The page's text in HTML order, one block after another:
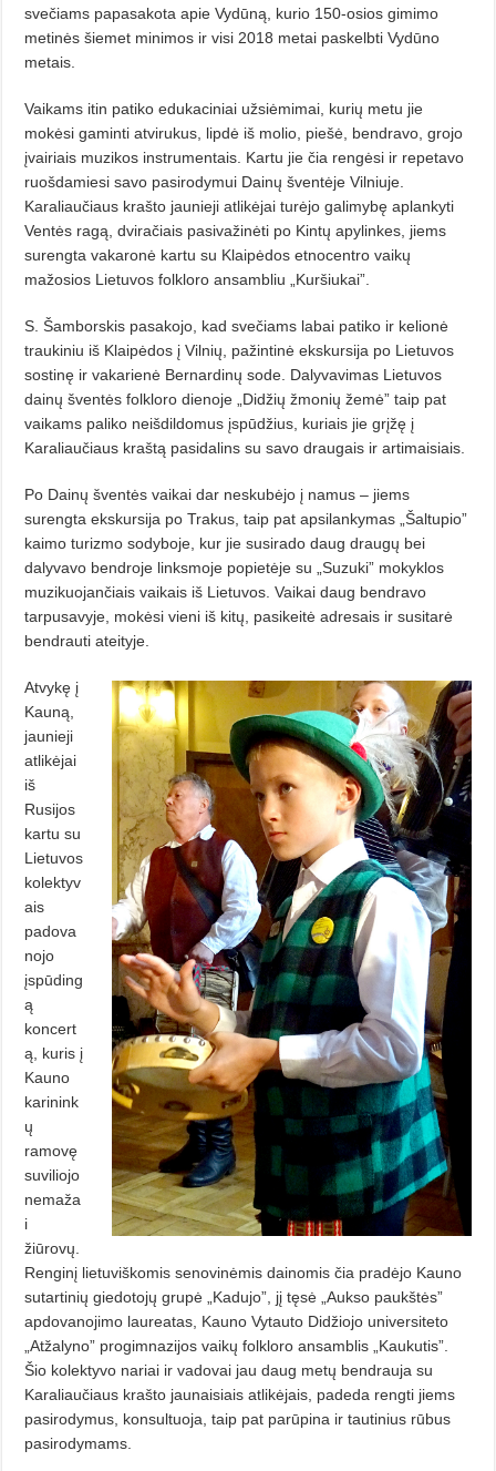
svečiams papasakota apie Vydūną, kurio 150-osios gimimo
metinės šiemet minimos ir visi 2018 metai paskelbti Vydūno
metais.
Vaikams itin patiko edukaciniai užsiėmimai, kurių metu jie
mokėsi gaminti atvirukus, lipdė iš molio, piešė, bendravo, grojo
įvairiais muzikos instrumentais. Kartu jie čia rengėsi ir repetavo
ruošdamiesi savo pasirodymui Dainų šventėje Vilniuje.
Karaliaučiaus krašto jaunieji atlikėjai turėjo galimybę aplankyti
Ventės ragą, dviračiais pasivažinėti po Kintų apylinkes, jiems
surengta vakaronė kartu su Klaipėdos etnocentro vaikų
mažosios Lietuvos folkloro ansambliu „Kuršiukai”.
S. Šamborskis pasakojo, kad svečiams labai patiko ir kelionė
traukiniu iš Klaipėdos į Vilnių, pažintinė ekskursija po Lietuvos
sostinę ir vakarienė Bernardinų sode. Dalyvavimas Lietuvos
dainų šventės folkloro dienoje „Didžių žmonių žemė” taip pat
vaikams paliko neišdildomus įspūdžius, kuriais jie grįžę į
Karaliaučiaus kraštą pasidalins su savo draugais ir artimaisiais.
Po Dainų šventės vaikai dar neskubėjo į namus – jiems
surengta ekskursija po Trakus, taip pat apsilankymas „Šaltupio”
kaimo turizmo sodyboje, kur jie susirado daug draugų bei
dalyvavo bendroje linksmoje popietėje su „Suzuki” mokyklos
muzikuojančiais vaikais iš Lietuvos. Vaikai daug bendravo
tarpusavyje, mokėsi vieni iš kitų, pasikeitė adresais ir susitarė
bendrauti ateityje.
Atvykę į
Kauną,
jaunieji
atlikėjai
iš
Rusijos
kartu su
Lietuvos
kolektyv
ais
padova
nojo
įspūding
ą
koncert
ą, kuris į
Kauno
karinink
ų
ramovę
suviliojo
nemaža
i
žiūrovų.
Renginį lietuviškomis senovinėmis dainomis čia pradėjo Kauno
sutartinių giedotojų grupė „Kadujo”, jį tęsė „Aukso paukštės”
apdovanojimo laureatas, Kauno Vytauto Didžiojo universiteto
„Atžalyno” progimnazijos vaikų folkloro ansamblis „Kaukutis”.
Šio kolektyvo nariai ir vadovai jau daug metų bendrauja su
Karaliaučiaus krašto jaunaisiais atlikėjais, padeda rengti jiems
pasirodymus, konsultuoja, taip pat parūpina ir tautinius rūbus
pasirodymams.